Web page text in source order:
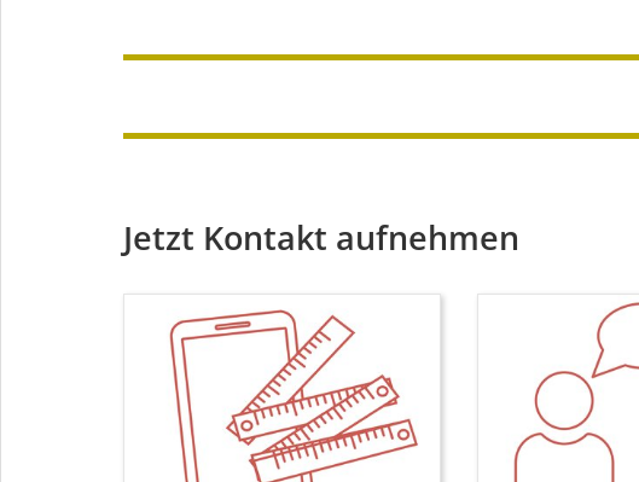
Jetzt Kontakt aufnehmen